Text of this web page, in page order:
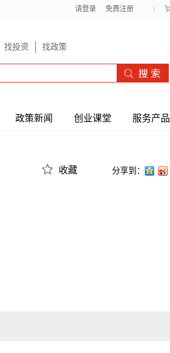
请登录 免费注册
找投资 找政策
政策新闻 创业课堂 服务产品
收藏 分享到：